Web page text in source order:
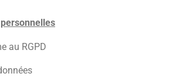
au RGPD